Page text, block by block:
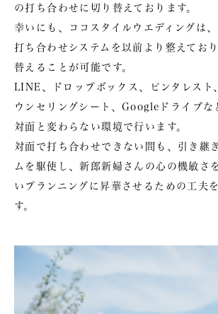
の打ち合わせに切り替えております。
幸いにも、ココスタイルウエディングは
打ち合わせシステムを以前より整えてお
替えることが可能です。
LINE、ドロップボックス、ピンタレスト
ウンセリングシート、Googleドライブな
対面と変わらない環境で行います。
対面で打ち合わせできない間も、引き継
ムを駆使し、新郎新婦さんの心の機敏さ
いプランニングに昇華させるための工夫
す。